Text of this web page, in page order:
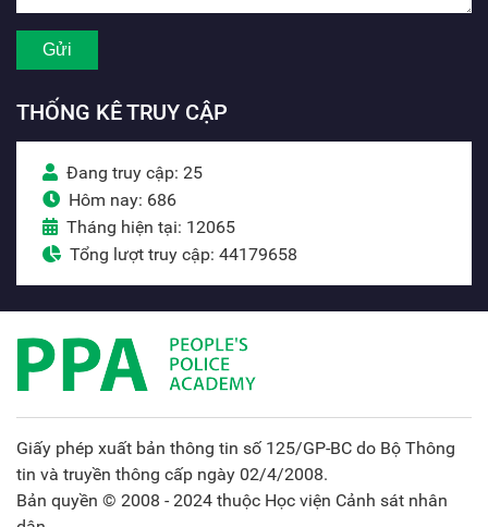
THỐNG KÊ TRUY CẬP
Đang truy cập: 25
Hôm nay: 686
Tháng hiện tại: 12065
Tổng lượt truy cập: 44179658
Giấy phép xuất bản thông tin số 125/GP-BC do Bộ Thông
tin và truyền thông cấp ngày 02/4/2008.
Bản quyền © 2008 - 2024 thuộc Học viện Cảnh sát nhân